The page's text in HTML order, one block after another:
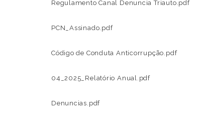
Regulamento Canal Denuncia Triauto.pdf
PCN_Assinado.pdf
Código de Conduta Anticorrupção.pdf
04_2025_Relatório Anual.pdf
Denuncias.pdf